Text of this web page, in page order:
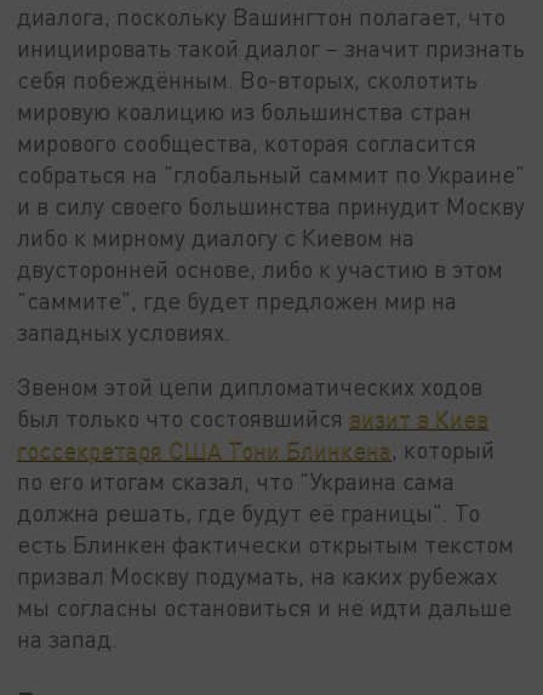
диалога, поскольку Вашингтон полагает, что
инициировать такой диалог – значит признать
себя побеждённым. Во-вторых, сколотить
мировую коалицию из большинства стран
мирового сообщества, которая согласится
собраться на "глобальный саммит по Украине"
и в силу своего большинства принудит Москву
либо к мирному диалогу с Киевом на
двусторонней основе, либо к участию в этом
"саммите", где будет предложен мир на
западных условиях.
Звеном этой цепи дипломатических ходов
был только что состоявшийся визит в Киев
госсекретаря США Тони Блинкена, который
по его итогам сказал, что "Украина сама
должна решать, где будут её границы". То
есть Блинкен фактически открытым текстом
призвал Москву подумать, на каких рубежах
мы согласны остановиться и не идти дальше
на запад.